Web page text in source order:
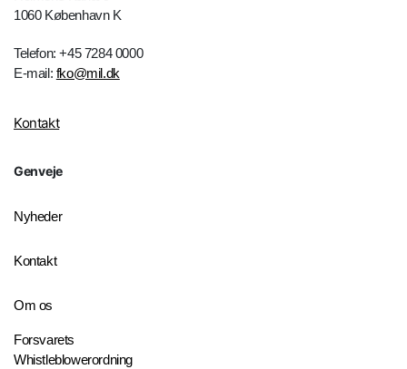
1060 København K
Telefon: +45 7284 0000
E-mail: fko@mil.dk
Kontakt
Genveje
Nyheder
Kontakt
Om os
Forsvarets
Whistleblowerordning